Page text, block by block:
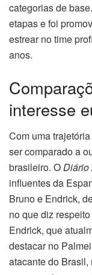
categorias de
etapas e foi
estrear no time
anos.
interesse
Com uma
ser comparado a
brasileiro. ODiário
influentes da
Bruno e Endrick,
no que diz
Endrick, que
destacar no
atacante do